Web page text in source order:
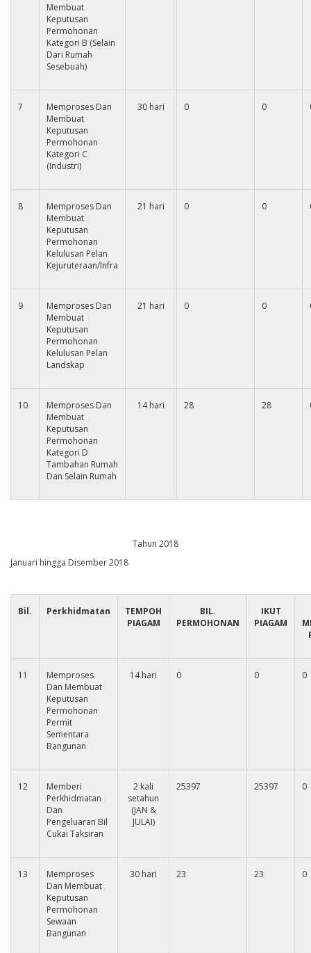
Membuat
Keputusan
Permohonan
Kategori B (Selain
Dari Rumah
Sesebuah)
7
Memproses Dan
Membuat
Keputusan
Permohonan
Kategori C
(Industri)
30 hari 0 0
8
Memproses Dan
Membuat
Keputusan
Permohonan
Kelulusan Pelan
Kejuruteraan/Infra
21 hari 0 0
9
Memproses Dan
Membuat
Keputusan
Permohonan
Kelulusan Pelan
Landskap
21 hari 0 0
10
Memproses Dan
Membuat
Keputusan
Permohonan
Kategori D
Tambahan Rumah
Dan Selain Rumah
14 hari 28 28
Tahun 2018
Januari hingga Disember 2018
Bil. Perkhidmatan
TEMPOH
PIAGAM
BIL.
PERMOHONAN
IKUT
PIAGAM
11
Memproses
Dan Membuat
Keputusan
Permohonan
Permit
Sementara
Bangunan
14 hari 0 0 0
12
Memberi
Perkhidmatan
Dan
Pengeluaran Bil
Cukai Taksiran
2 kali
setahun
(JAN &
JULAI)
25397 25397 0
13
Memproses
Dan Membuat
Keputusan
Permohonan
Sewaan
Bangunan
30 hari 23 23 0